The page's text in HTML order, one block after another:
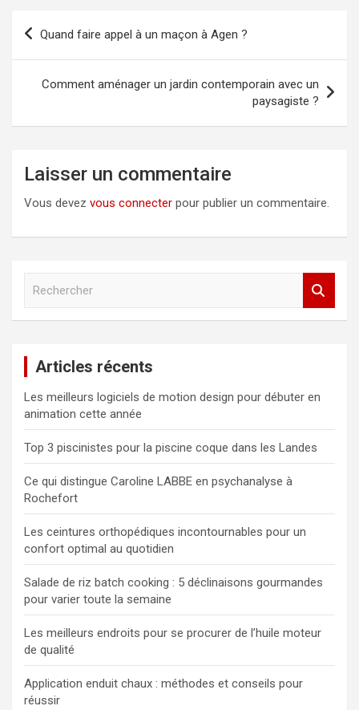
Navigation
de
Quand faire appel à un maçon à Agen ?
Comment aménager un jardin contemporain avec un
paysagiste ?
Laisser un commentaire
Vous devez vous connecter pour publier un commentaire.
c
h
e
r
Articles récents
Les meilleurs logiciels de motion design pour débuter en
animation cette année
Top 3 piscinistes pour la piscine coque dans les Landes
Ce qui distingue Caroline LABBE en psychanalyse à
Rochefort
Les ceintures orthopédiques incontournables pour un
confort optimal au quotidien
Salade de riz batch cooking : 5 déclinaisons gourmandes
pour varier toute la semaine
Les meilleurs endroits pour se procurer de l’huile moteur
de qualité
Application enduit chaux : méthodes et conseils pour
réussir